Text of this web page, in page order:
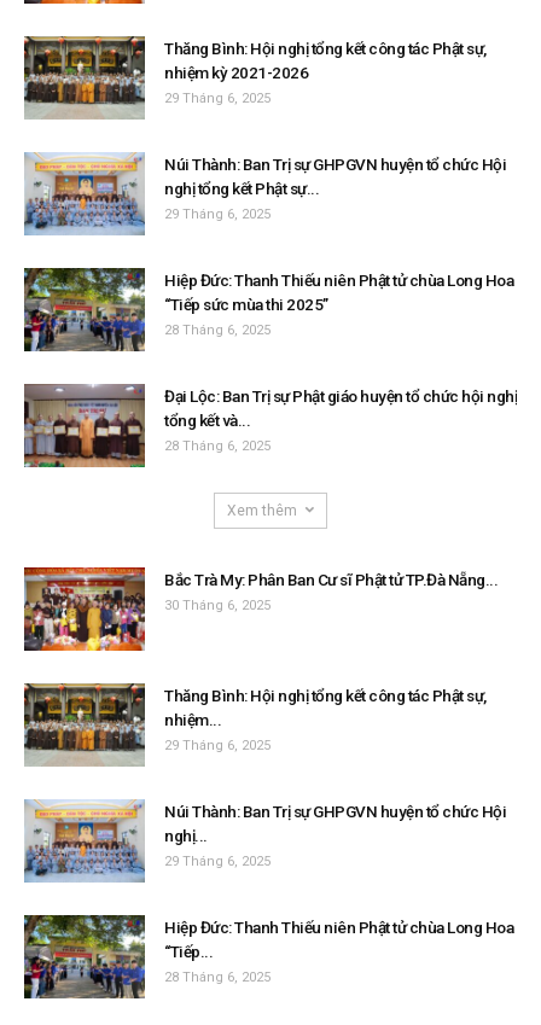
Thăng Bình: Hội nghị tổng kết công tác Phật sự,
nhiệm kỳ 2021-2026
29 Tháng 6, 2025
Núi Thành: Ban Trị sự GHPGVN huyện tổ chức Hội
nghị tổng kết Phật sự...
29 Tháng 6, 2025
Hiệp Đức: Thanh Thiếu niên Phật tử chùa Long Hoa
“Tiếp sức mùa thi 2025”
28 Tháng 6, 2025
Đại Lộc: Ban Trị sự Phật giáo huyện tổ chức hội nghị
tổng kết và...
28 Tháng 6, 2025
Xem thêm
Bắc Trà My: Phân Ban Cư sĩ Phật tử TP.Đà Nẵng...
30 Tháng 6, 2025
Thăng Bình: Hội nghị tổng kết công tác Phật sự,
nhiệm...
29 Tháng 6, 2025
Núi Thành: Ban Trị sự GHPGVN huyện tổ chức Hội
nghị...
29 Tháng 6, 2025
Hiệp Đức: Thanh Thiếu niên Phật tử chùa Long Hoa
“Tiếp...
28 Tháng 6, 2025